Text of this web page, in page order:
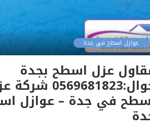
عوازل اسطح في جدة
عزل اسطح بجدة
جوال:0569681823
في جدة – عوازل